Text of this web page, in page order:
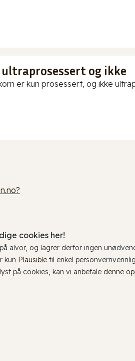
og ikke
er kun prosessert, og ikke
cookies her!
alvor, og lagrer derfor ingen
kun Plausible til enkel
på cookies, kan vi anbefale denne